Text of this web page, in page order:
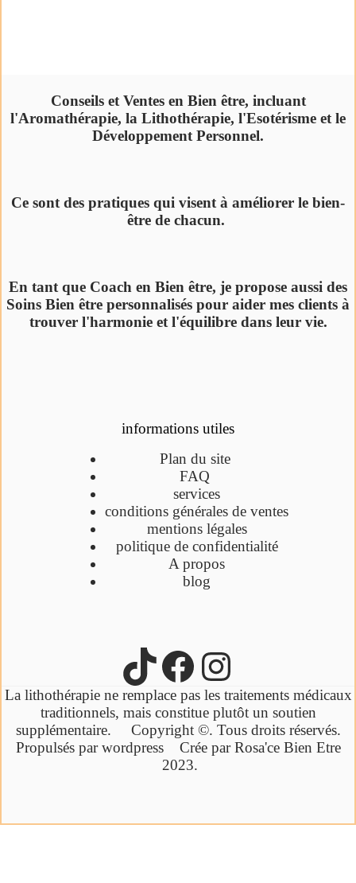
Conseils et Ventes en Bien être, incluant
l'Aromathérapie, la Lithothérapie, l'Esotérisme et le
Développement Personnel.
Ce sont des pratiques qui visent à améliorer le bien-
être de chacun.
En tant que Coach en Bien être, je propose aussi des
Soins Bien être personnalisés pour aider mes clients à
trouver l'harmonie et l'équilibre dans leur vie.
informations utiles
Plan du site
FAQ
services
conditions générales de ventes
mentions légales
politique de confidentialité
A propos
blog
La lithothérapie ne remplace pas les traitements médicaux
traditionnels, mais constitue plutôt un soutien
supplémentaire. Copyright ©. Tous droits réservés.
Propulsés par wordpress Crée par Rosa'ce Bien Etre
2023.